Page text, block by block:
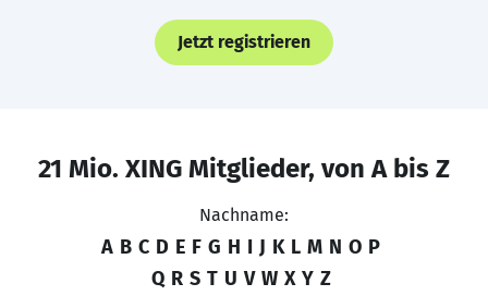
Jetzt registrieren
21 Mio. XING Mitglieder, von A bis Z
Nachname:
A B C D E F G H I J K L M N O P
Q R S T U V W X Y Z